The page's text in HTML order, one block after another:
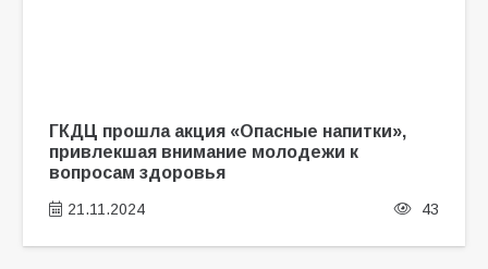
ГКДЦ прошла акция «Опасные напитки»,
привлекшая внимание молодежи к
вопросам здоровья
21.11.2024 43